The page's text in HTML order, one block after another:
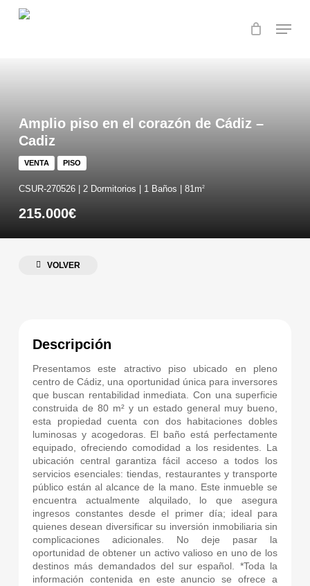
Skip
Menu
Amplio piso en el corazón de Cádiz –
Cadiz
VENTA PISO
CSUR-270526 | 2 Dormitorios | 1 Baños | 81m2
215.000€
VOLVER
Descripción
Presentamos este atractivo piso ubicado en pleno
centro de Cádiz, una oportunidad única para inversores
que buscan rentabilidad inmediata. Con una superficie
construida de 80 m² y un estado general muy bueno,
esta propiedad cuenta con dos habitaciones dobles
luminosas y acogedoras. El baño está perfectamente
equipado, ofreciendo comodidad a los residentes. La
ubicación central garantiza fácil acceso a todos los
servicios esenciales: tiendas, restaurantes y transporte
público están al alcance de la mano. Este inmueble se
encuentra actualmente alquilado, lo que asegura
ingresos constantes desde el primer día; ideal para
quienes desean diversificar su inversión inmobiliaria sin
complicaciones adicionales. No deje pasar la
oportunidad de obtener un activo valioso en uno de los
destinos más demandados del sur español. *Toda la
información contenida en este anuncio se ofrece a